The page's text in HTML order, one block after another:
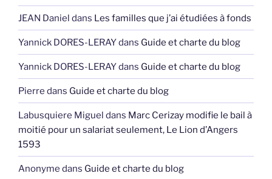
JEAN Daniel dans Les familles que j’ai étudiées à fonds
Yannick DORES-LERAYdans Guide et charte du blog
Yannick DORES-LERAYdans Guide et charte du blog
Pierre dans Guide et charte du blog
Labusquiere Miguel dans Marc Cerizay modifie le bail à
moitié pour un salariat seulement, Le Lion d’Angers
1593
Anonyme dans Guide et charte du blog